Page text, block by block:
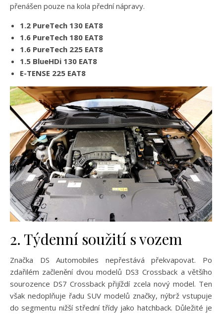
přenášen pouze na kola přední nápravy.
1.2 PureTech 130 EAT8
1.6 PureTech 180 EAT8
1.6 PureTech 225 EAT8
1.5 BlueHDi 130 EAT8
E-TENSE 225 EAT8
2. Týdenní soužití s vozem
Značka DS Automobiles nepřestává překvapovat. Po
zdařilém začlenění dvou modelů DS3 Crossback a většího
sourozence DS7 Crossback přijíždí zcela nový model. Ten
však nedoplňuje řadu SUV modelů značky, nýbrž vstupuje
do segmentu nižší střední třídy jako hatchback. Důležité je